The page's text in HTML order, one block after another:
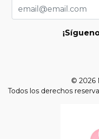
© 2026
Todos los derechos